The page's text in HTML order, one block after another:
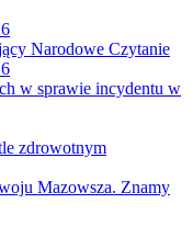
Narodowe Czytanie
w sprawie incydentu w
zdrowotnym
Mazowsza. Znamy